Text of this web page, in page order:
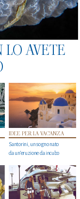
AVETE
IDEE PER LA VACANZA
Santorini, un sogno nato
da un’eruzione da incubo